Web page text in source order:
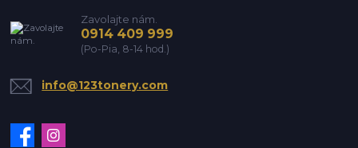
Zavolajte nám.
0914 409 999
(Po-Pia, 8-14 hod.)
info@123tonery.com